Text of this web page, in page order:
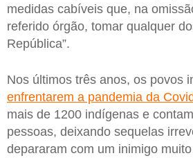
medidas cabíveis que, na
referido órgão, tomar qualquer
República”.
Nos últimos três anos, os povos
enfrentarem a pandemia da
mais de 1200 indígenas e
pessoas, deixando sequelas
depararam com um inimigo